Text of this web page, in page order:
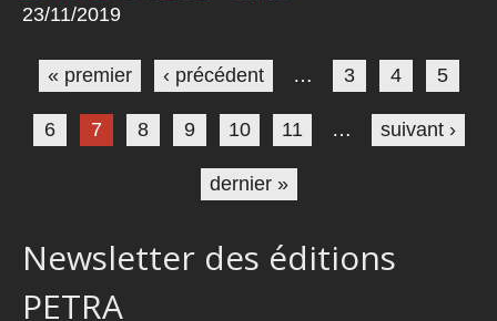
23/11/2019
Pages
« premier ‹ précédent … 3 4 5
6 7 8 9 10 11 … suivant ›
dernier »
Newsletter des éditions
PETRA